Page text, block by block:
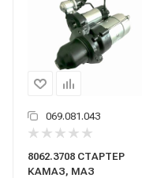
069.081.043
8062.3708 СТАРТЕР
КАМАЗ, МАЗ